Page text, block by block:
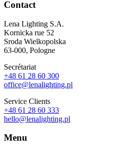
Contact
Lena Lighting S.A.
Kornicka rue 52
Sroda Wielkopolska
63-000, Pologne
Secrétariat
+48 61 28 60 300
office@lenalighting.pl
Service Clients
+48 61 28 60 333
hello@lenalighting.pl
Menu